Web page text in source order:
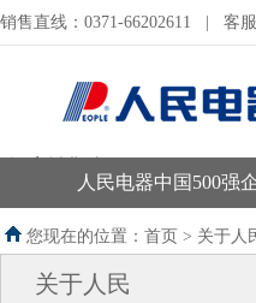
销售直线：0371-66202611 客
人民电器中国500强
您现在的位置：首页 > 关于人
关于人民